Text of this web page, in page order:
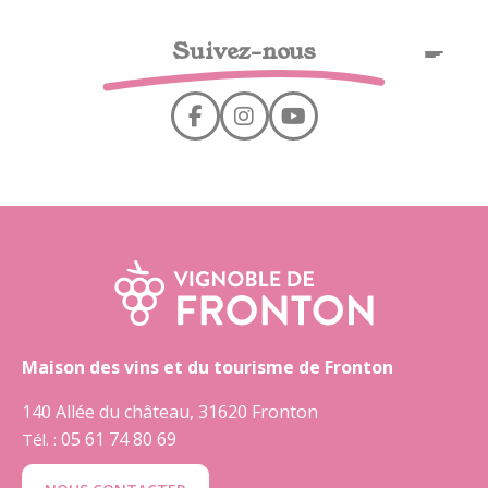
Suivez-nous
Maison des vins et du tourisme de Fronton
140 Allée du château, 31620 Fronton
Tél. : 05 61 74 80 69